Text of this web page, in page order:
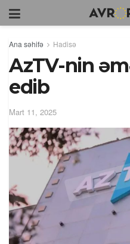
Ana səhifə Hadisə
AzTV-nin
edib
Mart 11, 2025